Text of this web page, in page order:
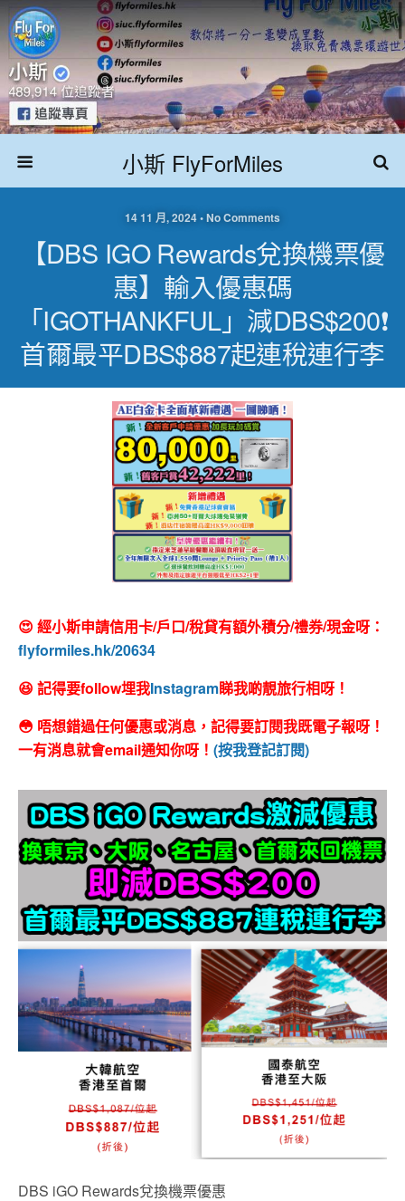
小斯 FlyForMiles
14 11 月, 2024 • No Comments
【DBS IGO Rewards兌換機票優
惠】輸入優惠碼
「IGOTHANKFUL」減DBS$200❗
首爾最平DBS$887起連稅連行李
😍 經小斯申請信用卡/戶口/稅貸有額外積分/禮券/現金呀：
flyformiles.hk/20634
😆 記得要follow埋我Instagram睇我啲靚旅行相呀！
😳 唔想錯過任何優惠或消息，記得要訂閱我既電子報呀！
一有消息就會email通知你呀！ (按我登記訂閱)
DBS iGO Rewards兌換機票優惠